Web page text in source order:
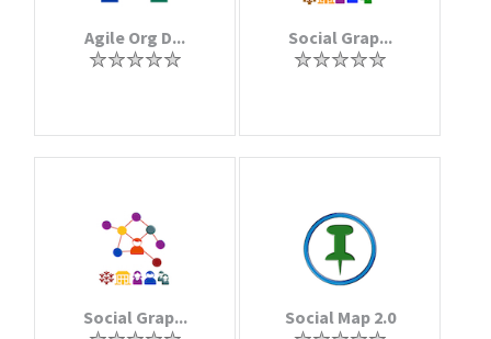
Agile Org D... Social Grap...
Social Grap... Social Map 2.0